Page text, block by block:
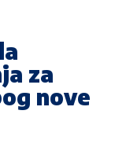
za
nove